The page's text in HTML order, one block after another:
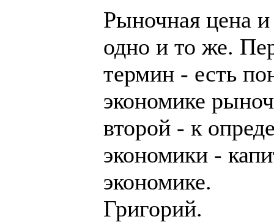
Рыночная цена и
одно и то же.
термин - есть
экономике
второй - к
экономики -
экономике.
Григорий.